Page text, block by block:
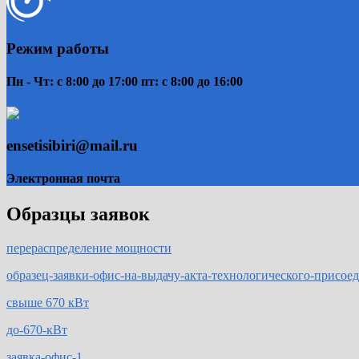
Режим работы
Пн - Чт: с 8:00 до 17:00 пт: с 8:00 до 16:00
ensetisibiri@mail.ru
Электронная почта
Образцы заявок
перераспределение мощности
образец-заявки-офис-на-выдачу-акта-технологического-
свыше 670 кВт
до-670-кВт